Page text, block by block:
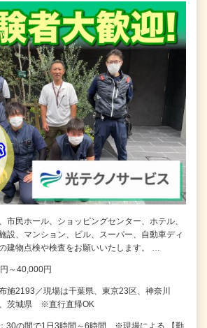
市民ホール、ショッピングセンター、ホテル、
設、マンション、ビル、スーパー、自動車ディ
建物点検や検査をお願いいたします。 …
～40,000円
施2193／現場は千葉県、東京23区、神奈川
茨城県 ※直行直帰OK